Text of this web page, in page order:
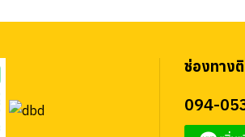
ช่องทาง
094-